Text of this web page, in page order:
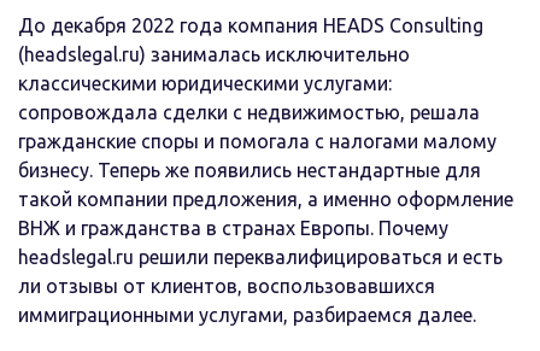
До декабря 2022 года компания HEADS Consulting
(headslegal.ru) занималась исключительно
классическими юридическими услугами:
сопровождала сделки с недвижимостью, решала
гражданские споры и помогала с налогами малому
бизнесу. Теперь же появились нестандартные для
такой компании предложения, а именно оформление
ВНЖ и гражданства в странах Европы. Почему
headslegal.ru решили переквалифицироваться и есть
ли отзывы от клиентов, воспользовавшихся
иммиграционными услугами, разбираемся далее.